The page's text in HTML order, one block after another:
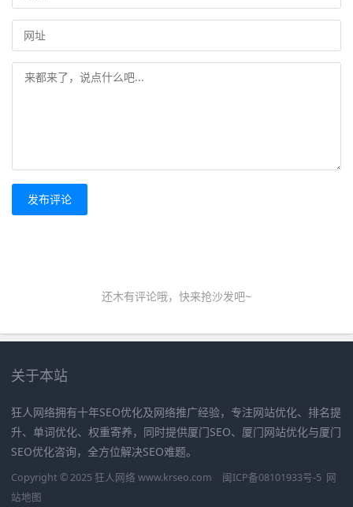
发布评论
还木有评论哦，快来抢沙发吧~
关于本站
狂人网络拥有十年SEO优化及网络推广经验，专注网站优化、排名提
升、单词优化、权重寄养，同时提供厦门SEO、厦门网站优化与厦门
SEO优化咨询，全方位解决SEO难题。
Copyright © 2025 狂人网络 www.krseo.com 闽ICP备08101933号-5 网
站地图